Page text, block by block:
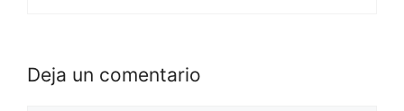
Deja un comentario